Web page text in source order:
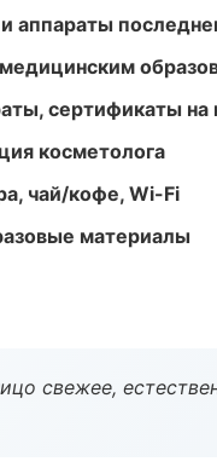
аппараты
сертификаты
косметолога
чай/кофе, Wi-Fi
материалы
свежее,